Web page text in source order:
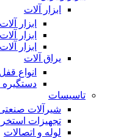
ابزار آلات
ابزار
ابزار
ابزار
یراق آلات
انواع قفل
دستگیره
تاسیسات
شیرآلات
تجهیزات استخر
لوله و اتصالات